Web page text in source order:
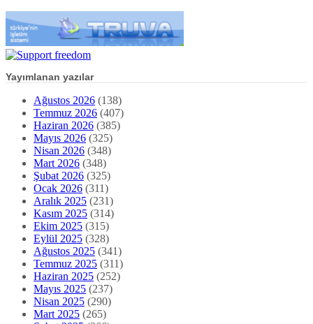
Yayımlanan yazılar
Ağustos 2026 (138)
Temmuz 2026 (407)
Haziran 2026 (385)
Mayıs 2026 (325)
Nisan 2026 (348)
Mart 2026 (348)
Şubat 2026 (325)
Ocak 2026 (311)
Aralık 2025 (231)
Kasım 2025 (314)
Ekim 2025 (315)
Eylül 2025 (328)
Ağustos 2025 (341)
Temmuz 2025 (311)
Haziran 2025 (252)
Mayıs 2025 (237)
Nisan 2025 (290)
Mart 2025 (265)